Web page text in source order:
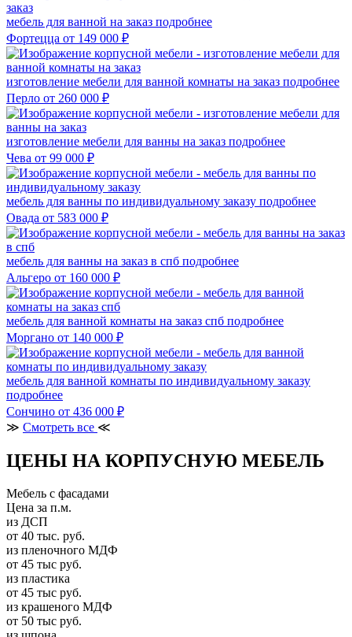
мебель для ванной на заказ подробнее
Фортецца от 149 000 ₽
изготовление мебели для ванной комнаты на заказ подробнее
Перло от 260 000 ₽
изготовление мебели для ванны на заказ подробнее
Чева от 99 000 ₽
мебель для ванны по индивидуальному заказу подробнее
Овада от 583 000 ₽
мебель для ванны на заказ в спб подробнее
Альгеро от 160 000 ₽
мебель для ванной комнаты на заказ спб подробнее
Моргано от 140 000 ₽
мебель для ванной комнаты по индивидуальному заказу
подробнее
Сончино от 436 000 ₽
≫ Смотреть все ≪
ЦЕНЫ НА КОРПУСНУЮ МЕБЕЛЬ
Мебель с фасадами
Цена за п.м.
из ДСП
от 40 тыс. руб.
из пленочного МДФ
от 45 тыс руб.
из пластика
от 45 тыс руб.
из крашеного МДФ
от 50 тыс руб.